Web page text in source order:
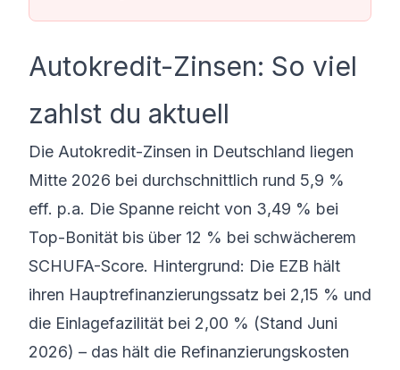
Autokredit-Zinsen: So viel
zahlst du aktuell
Die Autokredit-Zinsen in Deutschland liegen
Mitte 2026 bei durchschnittlich rund 5,9 %
eff. p.a. Die Spanne reicht von 3,49 % bei
Top-Bonität bis über 12 % bei schwächerem
SCHUFA-Score. Hintergrund: Die EZB hält
ihren Hauptrefinanzierungssatz bei 2,15 % und
die Einlagefazilität bei 2,00 % (Stand Juni
2026) – das hält die Refinanzierungskosten